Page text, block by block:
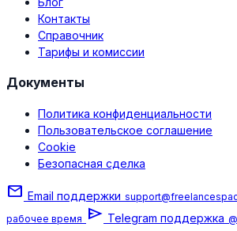
Контакты
Справочник
Тарифы и комиссии
Документы
Политика конфиденциальности
Пользовательское соглашение
Cookie
Безопасная сделка
mail Email поддержки
рабочее время send Telegram поддержка